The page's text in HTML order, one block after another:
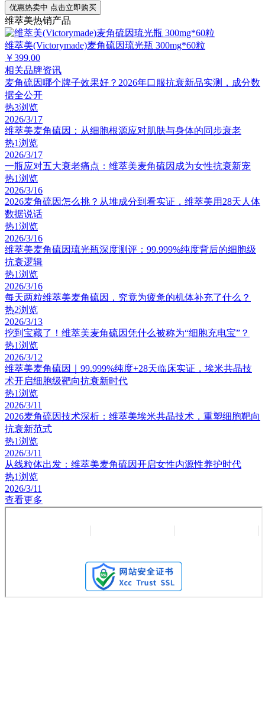
优惠热卖中 点击立即购买
维萃美热销产品
维萃美(Victorymade)麦角硫因琉光瓶 300mg*60粒
￥399.00
相关品牌资讯
麦角硫因哪个牌子效果好？2026年口服抗衰新品实测，成分数
据全公开
热3浏览
2026/3/17
维萃美麦角硫因：从细胞根源应对肌肤与身体的同步衰老
热1浏览
2026/3/17
一瓶应对五大衰老痛点：维萃美麦角硫因成为女性抗衰新宠
热1浏览
2026/3/16
2026麦角硫因怎么挑？从堆成分到看实证，维萃美用28天人体
数据说话
热1浏览
2026/3/16
维萃美麦角硫因琉光瓶深度测评：99.999%纯度背后的细胞级
抗衰逻辑
热1浏览
2026/3/16
每天两粒维萃美麦角硫因，究竟为疲惫的机体补充了什么？
热2浏览
2026/3/13
挖到宝藏了！维萃美麦角硫因凭什么被称为“细胞充电宝”？
热1浏览
2026/3/12
维萃美麦角硫因｜99.999%纯度+28天临床实证，埃米共晶技
术开启细胞级靶向抗衰新时代
热1浏览
2026/3/11
2026麦角硫因技术深析：维萃美埃米共晶技术，重塑细胞靶向
抗衰新范式
热1浏览
2026/3/11
从线粒体出发：维萃美麦角硫因开启女性内源性养护时代
热1浏览
2026/3/11
查看更多